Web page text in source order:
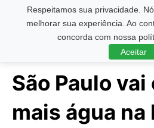
Respeitamos sua privacidade.
melhorar sua experiência. Ao
concorda com nossa
Aceitar
Pesquisar ...
São Paulo
mais água na